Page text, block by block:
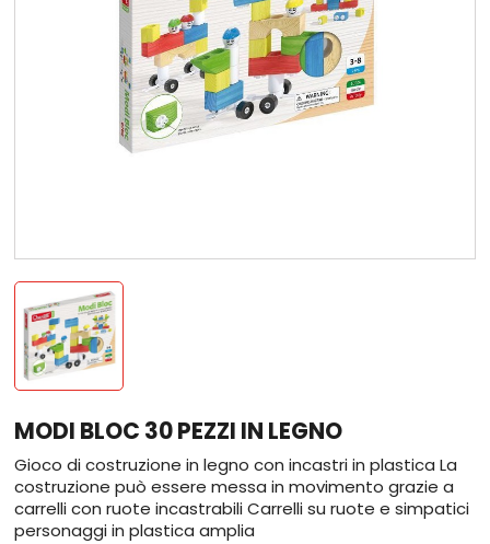
MODI BLOC 30 PEZZI IN LEGNO
Gioco di costruzione in legno con incastri in plastica La
costruzione può essere messa in movimento grazie a
carrelli con ruote incastrabili Carrelli su ruote e simpatici
personaggi in plastica amplia